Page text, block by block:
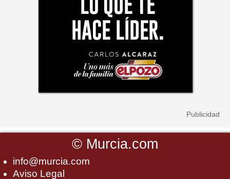
© Murcia.com
info@murcia.com
Aviso Legal